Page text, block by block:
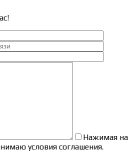
Нажимая на
условия соглашения.